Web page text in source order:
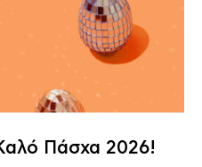
Πάσχα 2026!